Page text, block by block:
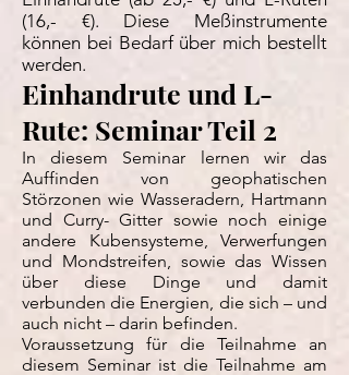
(16,- €). Diese Meßinstrumente
können bei Bedarf über mich bestellt
werden.
Einhandrute und L-
Rute: Seminar Teil 2
In diesem Seminar lernen wir das
Auffinden von geophatischen
Störzonen wie Wasseradern, Hartmann
und Curry- Gitter sowie noch einige
andere Kubensysteme, Verwerfungen
und Mondstreifen, sowie das Wissen
über diese Dinge und damit
verbunden die Energien, die sich – und
auch nicht – darin befinden.
Voraussetzung für die Teilnahme an
diesem Seminar ist die Teilnahme am